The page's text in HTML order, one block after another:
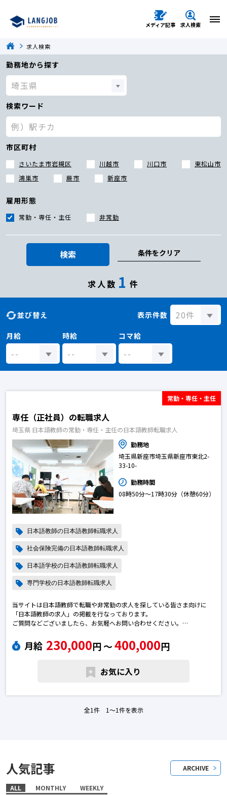
メディア記事 求人検索
求人検索
勤務地から探す
検索ワード
市区町村
さいたま市岩槻区 川越市 川口市
東松山市
鴻巣市
蕨市 新座市
雇用形態
常勤・専任・主任 非常勤
検索 条件をクリア
求人数 1 件
並び替え 表示件数
月給 時給 コマ給
常勤・専任・主任
専任（正社員）の転職求人
埼玉県 日本語教師の常勤・専任・主任の日本語教師転職求人
勤務地
埼玉県新座市埼玉県新座市東北2-
33-10-
勤務時間
08時50分〜17時30分（休憩60分）
日本語教師の日本語教師転職求人
社会保険完備の日本語教師転職求人
日本語学校の日本語教師転職求人
専門学校の日本語教師転職求人
当サイトは日本語教師で転職や非常勤の求人を探している皆さま向けに
「日本語教師の求人」の掲載を行なっております。
ご質問などございましたら、お気軽へお問い合わせください。
※求人によっては募集が終了している場合がございます。予めご了承下さ
い。日本語教師の転職求人
月給 230,000円 〜400,000円
お気に入り
全1件 1〜1件を表示
人気記事
ALL MONTHLY WEEKLY
ARCHIVE